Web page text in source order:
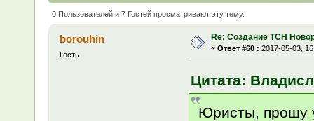
0 Пользователей и 7 Гостей просматривают эту тему.
borouhin
Гость
Re: Создание ТСН
« Ответ #60 : 2017-05-03,
Цитата:
Юристы, прошу